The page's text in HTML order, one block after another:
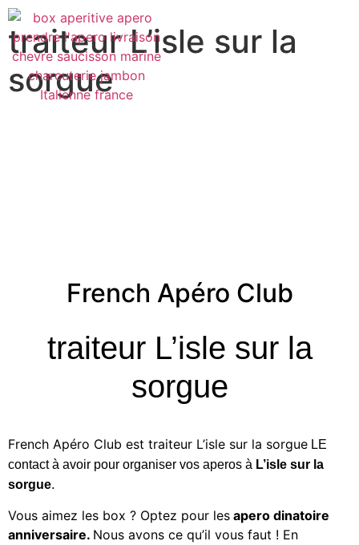
traiteur L’isle sur la
sorgue
French Apéro Club
traiteur L’isle sur la
sorgue
French Apéro Club est traiteur L’isle sur la sorgue LE
contact à avoir pour organiser vos aperos à L’isle sur la
sorgue.
Vous aimez les box ? Optez pour les apero dinatoire
anniversaire. Nous avons ce qu’il vous faut ! En